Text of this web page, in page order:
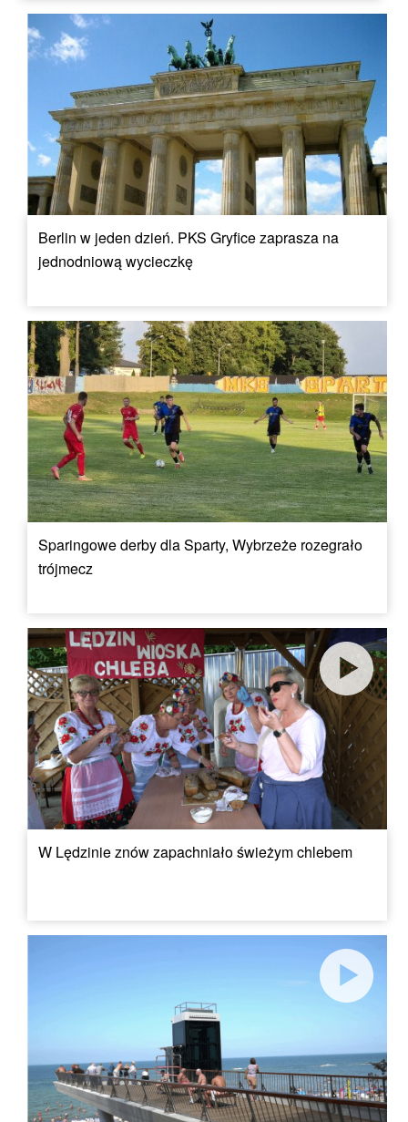
Berlin w jeden dzień. PKS Gryfice zaprasza na
jednodniową wycieczkę
Sparingowe derby dla Sparty, Wybrzeże rozegrało
trójmecz
W Lędzinie znów zapachniało świeżym chlebem